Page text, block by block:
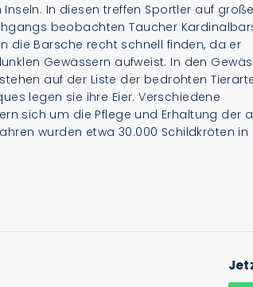
In diesen treffen Sportler auf große
beobachten Taucher
die Barsche recht schnell finden, da er
Gewässern aufweist. In den
auf der Liste der bedrohten
legen sie ihre Eier. Verschiedene
sich um die Pflege und Erhaltung der
wurden etwa 30.000 Schildkröten in